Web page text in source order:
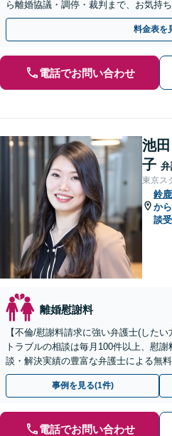
ら離婚協議・調停・裁判まで、お気持
ートいたします。
料金表を
電話でお問い合わせ
池
子
東京ス
鈴
か
談
離婚慰謝料
【不倫/慰謝料請求に強い弁護士(した
トラブルの相談は毎月100件以上、慰
談・解決実績の豊富な弁護士による無
倫相談は初回0円】【全国対応】
事例を見る(1件)
電話でお問い合わせ